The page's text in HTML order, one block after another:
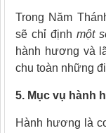
Trong Năm
sẽ chỉ địnhmột
hành hương và
chu toàn những
5. Mục vụ hành
Hành hương là